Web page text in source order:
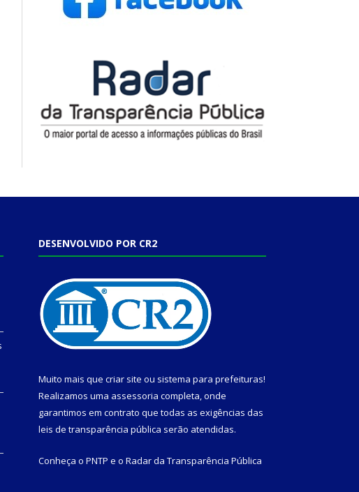
DESENVOLVIDO POR CR2
Muito mais que criar site ou sistema para prefeituras!
Realizamos uma assessoria completa, onde
garantimos em contrato que todas as exigências das
leis de transparência pública serão atendidas.
Conheça o PNTP e o Radar da Transparência Pública